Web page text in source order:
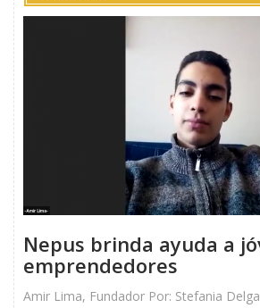
Nepus brinda ayuda a
emprendedores
Amir Lima, Fundador Por: Stefania